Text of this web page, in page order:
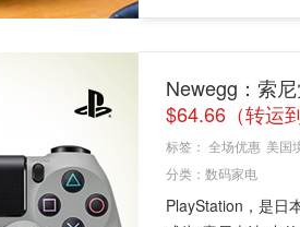
Newegg：索
$64.66（转运
标签： 全场优惠 美国
分类： 数码家电
PlayStation，是日